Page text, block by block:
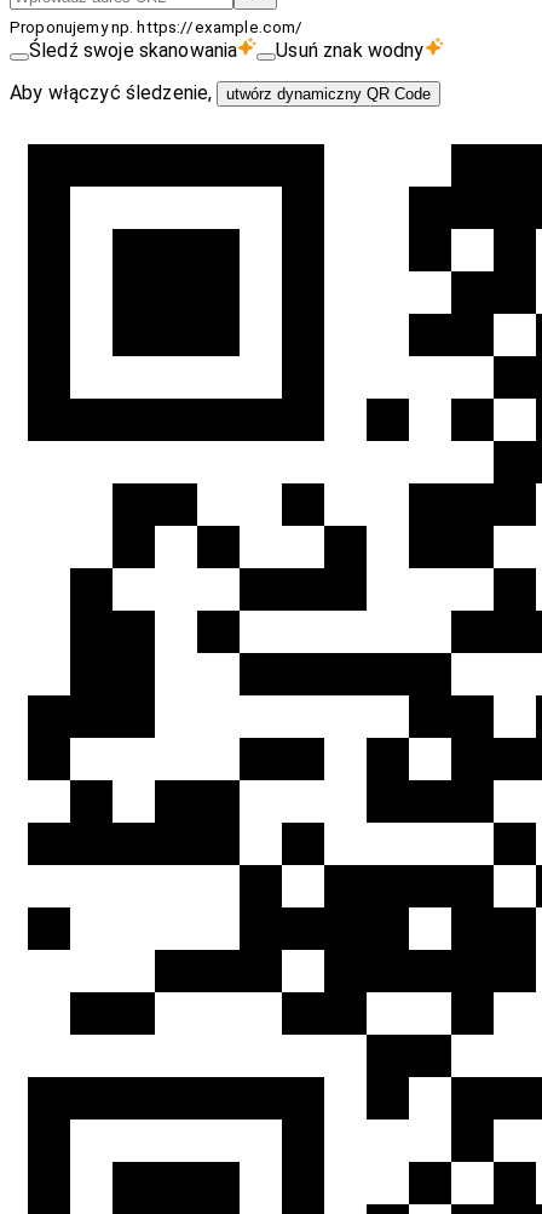
Proponujemy np. https://example.com/
Śledź swoje skanowania
Usuń znak wodny
Aby włączyć śledzenie,
utwórz dynamiczny QR Code